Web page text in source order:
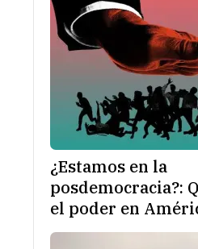
¿Estamos en la
posdemocracia?:
el poder en